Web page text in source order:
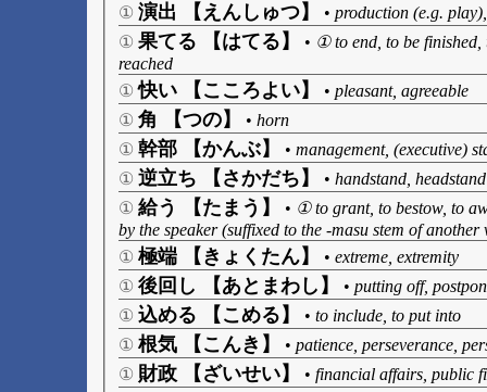
① 演出 【えんしゅつ】 • production (e.g.
① 果てる 【はてる】 • ① to end, to be finished,
reached
① 快い 【こころよい】 • pleasant, agreeable
① 角 【つの】 • horn
① 幹部 【かんぶ】 • management, (executive)
① 逆立ち 【さかだち】 • handstand, headstand
① 給う 【たまう】 • ① to grant, to bestow, to
by the speaker (suffixed to the -masu stem of another
① 極端 【きょくたん】 • extreme, extremity
① 後回し 【あとまわし】 • putting off,
① 込める 【こめる】 • to include, to put into
① 根気 【こんき】 • patience, perseverance,
① 財政 【ざいせい】 • financial affairs, public